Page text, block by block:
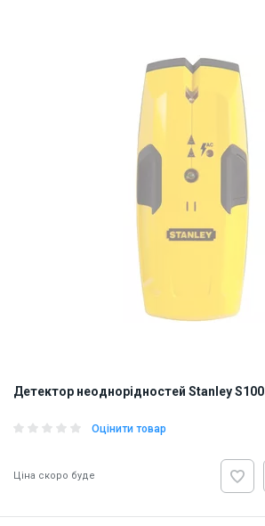
Детектор неоднорідностей Stanley S100
Оцінити товар
Ціна скоро буде